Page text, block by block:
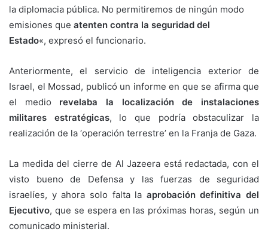
la diplomacia pública. No permitiremos de ningún modo
emisiones que atenten contra la seguridad del
Estado«, expresó el funcionario.
Anteriormente, el servicio de inteligencia exterior de
Israel, el Mossad, publicó un informe en que se afirma que
el medio revelaba la localización de instalaciones
militares estratégicas, lo que podría obstaculizar la
realización de la ‘operación terrestre’ en la Franja de Gaza.
La medida del cierre de Al Jazeera está redactada, con el
visto bueno de Defensa y las fuerzas de seguridad
israelíes, y ahora solo falta la aprobación definitiva del
Ejecutivo, que se espera en las próximas horas, según un
comunicado ministerial.